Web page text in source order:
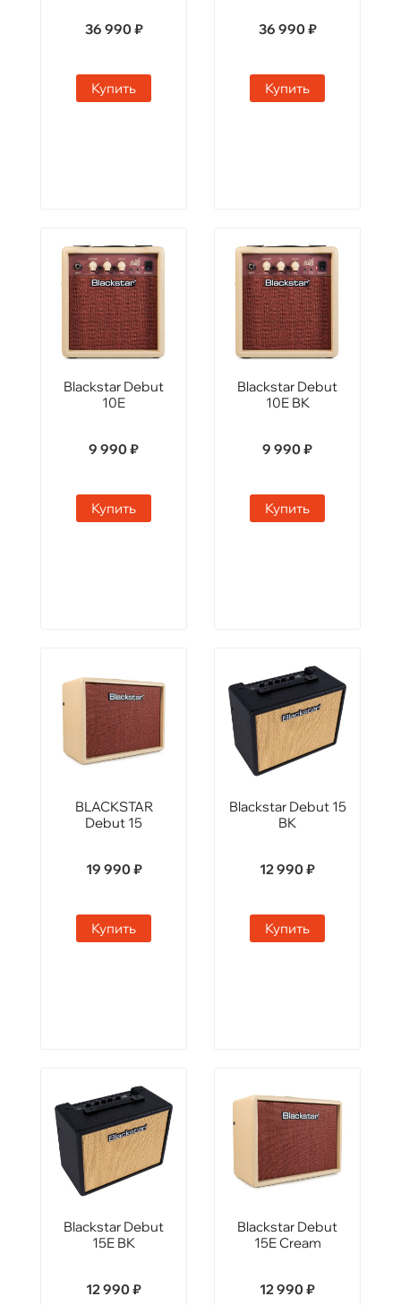
36 990 ₽
Купить
36 990 ₽
Купить
Blackstar Debut
10E
9 990 ₽
Купить
Blackstar Debut
10E BK
9 990 ₽
Купить
BLACKSTAR
Debut 15
19 990 ₽
Купить
Blackstar Debut 15
BK
12 990 ₽
Купить
Blackstar Debut
15E BK
12 990 ₽
Blackstar Debut
15E Cream
12 990 ₽